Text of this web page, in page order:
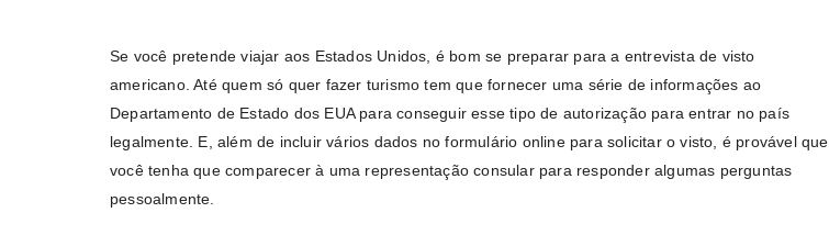
Se você pretende viajar aos Estados Unidos, é bom se preparar para a entrevista de visto
americano. Até quem só quer fazer turismo tem que fornecer uma série de informações ao
Departamento de Estado dos EUA para conseguir esse tipo de autorização para entrar no país
legalmente. E, além de incluir vários dados no formulário online para solicitar o visto, é provável que
você tenha que comparecer à uma representação consular para responder algumas perguntas
pessoalmente.